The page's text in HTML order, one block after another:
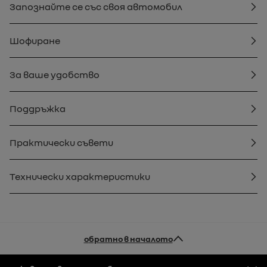
Запознайте се със своя автомобил
Шофиране
За ваше удобство
Поддръжка
Практически съвети
Технически характеристики
обратно в началото
Долен колонтитул